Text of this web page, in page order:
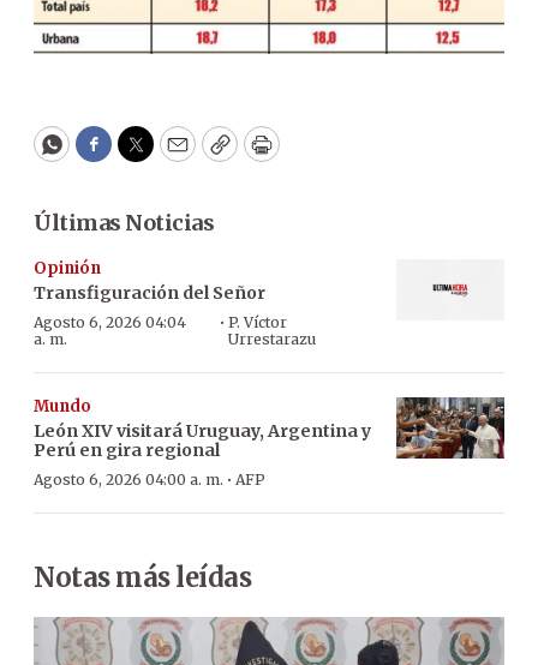
WhatsApp
Facebook
Twitter
EmailCopyPrint
Últimas Noticias
Opinión
Transfiguración del Señor
Agosto 6, 2026 04:04
a. m.
· P. Víctor
Urrestarazu
Mundo
León XIV visitará Uruguay, Argentina y
Perú en gira regional
Agosto 6, 2026 04:00 a. m. · AFP
Notas más leídas